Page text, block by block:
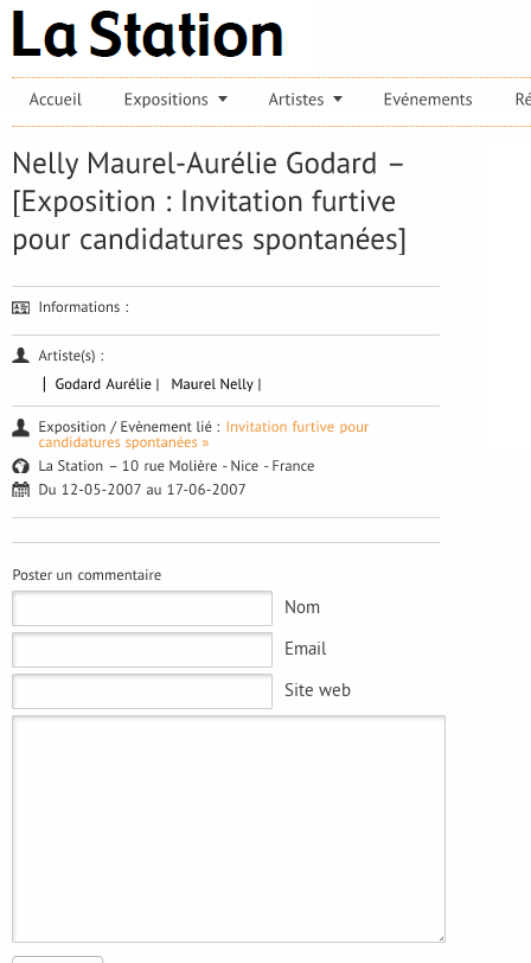
Nom
Email
Site web